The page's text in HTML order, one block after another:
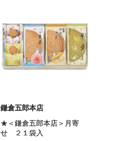
鎌倉五郎本店
★＜鎌倉五郎本店＞月寄
せ ２１袋入